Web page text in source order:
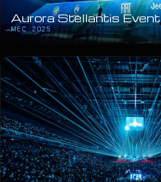
Aurora Stellantis Event
MEC · 2025